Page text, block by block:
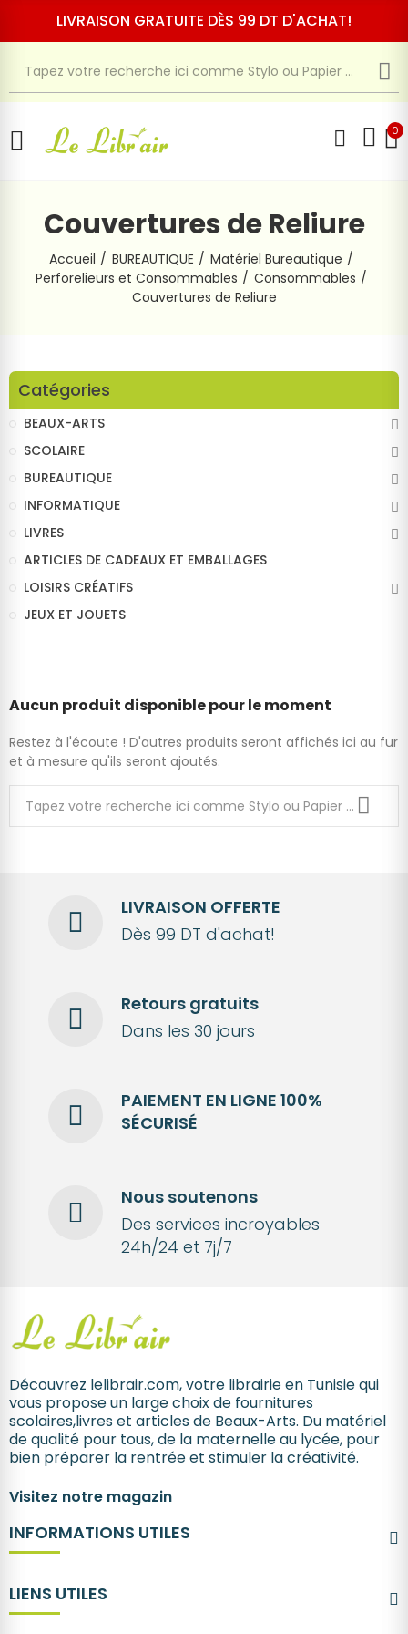
LIVRAISON GRATUITE DÈS 99 DT D'ACHAT!
0
Couvertures de Reliure
Accueil BUREAUTIQUE
Matériel Bureautique
Perforelieurs et Consommables
Consommables
Couvertures de Reliure
Aucun produit disponible pour le moment
Restez à l'écoute ! D'autres produits seront affichés ici au fur
et à mesure qu'ils seront ajoutés.
Catégories
BEAUX-ARTS
SCOLAIRE
BUREAUTIQUE
INFORMATIQUE
LIVRES
ARTICLES DE CADEAUX ET EMBALLAGES
LOISIRS CRÉATIFS
JEUX ET JOUETS
LIVRAISON OFFERTE
Dès 99 DT d'achat!
Retours gratuits
Dans les 30 jours
PAIEMENT EN LIGNE 100%
SÉCURISÉ
Nous soutenons
Des services incroyables
24h/24 et 7j/7
Découvrez lelibrair.com, votre librairie en Tunisie qui
vous propose un large choix de fournitures
scolaires,livres et articles de Beaux-Arts. Du matériel
de qualité pour tous, de la maternelle au lycée, pour
bien préparer la rentrée et stimuler la créativité.
Visitez notre magazin
INFORMATIONS UTILES
LIENS UTILES